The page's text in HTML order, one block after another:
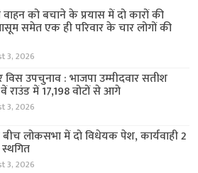
वाहन को बचाने के प्रयास में दो कारों की
समेत एक ही परिवार के चार लोगों की
3, 2026
उपचुनाव : भाजपा उम्मीदवार सतीश
राउंड में 17,198 वोटों से आगे
3, 2026
लोकसभा में दो विधेयक पेश, कार्यवाही 2
3, 2026